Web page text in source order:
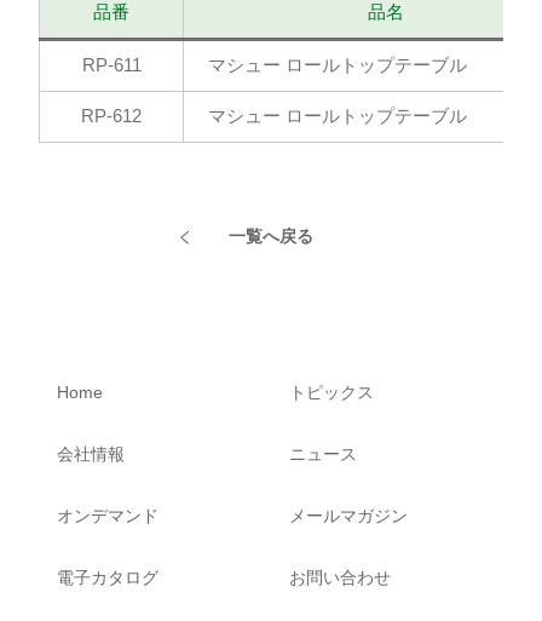
品番 品名
RP-611 マシュー ロールトップテーブル
RP-612 マシュー ロールトップテーブル
一覧へ戻る
Home
会社情報
オンデマンド
電子カタログ
トピックス
ニュース
メールマガジン
お問い合わせ